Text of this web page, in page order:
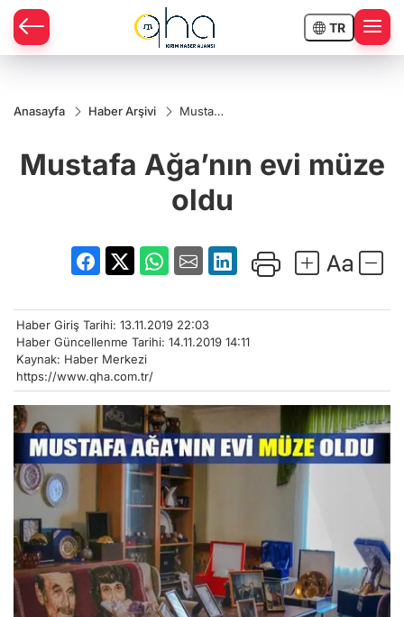
TR
Anasayfa Haber Arşivi
Mustafa
müze
oldu
Mustafa Ağa’nın evi müze
oldu
Haber Giriş Tarihi: 13.11.2019 22:03
Haber Güncellenme Tarihi: 14.11.2019 14:11
Kaynak: Haber Merkezi
https://www.qha.com.tr/